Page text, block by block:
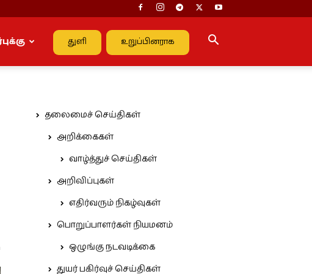
துளி உறுப்பினராக
தலைமைச் செய்திகள்
அறிக்கைகள்
வாழ்த்துச் செய்திகள்
அறிவிப்புகள்
எதிர்வரும் நிகழ்வுகள்
பொறுப்பாளர்கள் நியமனம்
ஒழுங்கு நடவடிக்கை
துயர் பகிர்வுச் செய்திகள்